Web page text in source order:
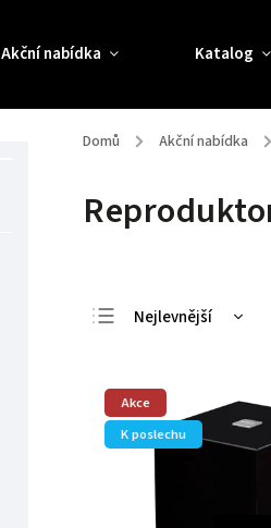
Akční nabídka Katalog
Domů / Akční nabídka /
Nejlevnější
Nejprodávanější
Abecedně
Akce
K poslechu